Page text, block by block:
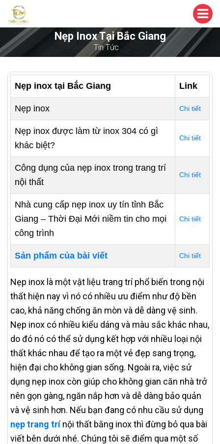
Nẹp Inox Tại Bắc Giang
Tin Tức
Nẹp inox tại Bắc Giang Link
Nẹp inox Chi tiết
Nẹp inox được làm từ inox 304 có gì
khác biệt?
Chi tiết
Công dụng của nẹp inox trong trang trí
nội thất
Chi tiết
Nhà cung cấp nẹp inox uy tín tỉnh Bắc
Giang – Thời Đại Mới niềm tin cho mọi
công trình
Chi tiết
Sản phẩm của bài viết Chi tiết
Nẹp inox là một vật liệu trang trí phổ biến trong nội
thất hiện nay vì nó có nhiều ưu điểm như độ bền
cao, khả năng chống ăn mòn và dễ dàng vệ sinh.
Nẹp inox có nhiều kiểu dáng và màu sắc khác nhau,
do đó nó có thể sử dụng kết hợp với nhiều loại nội
thất khác nhau để tạo ra một vẻ đẹp sang trọng,
hiện đại cho không gian sống. Ngoài ra, việc sử
dụng nẹp inox còn giúp cho không gian căn nhà trở
nên gọn gàng, ngăn nắp hơn và dễ dàng bảo quản
và vệ sinh hơn. Nếu bạn đang có nhu cầu sử dụng
nẹp trang trínội thất bằng inox thì đừng bỏ qua bài
viết bên dưới nhé. Chúng tôi sẽ điểm qua một số